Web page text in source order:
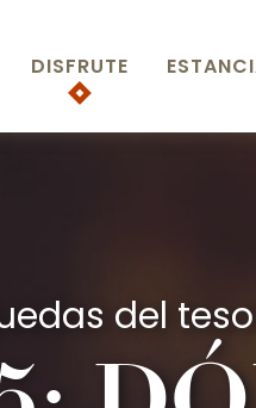
DISFRUTE
del